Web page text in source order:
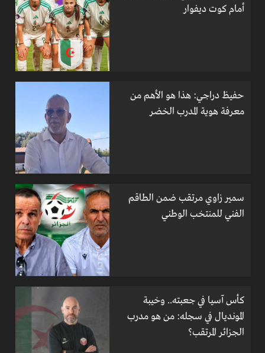
أمام كوت ديفوار
حفيظ دراجي: هذا هو الأهم من
معرفة هوية المدرب الخضر
سمير زاوي مرتقب ضمن الطاقم
الفني للمنتخب الوطني
كأس آسيا في جعبته.. وخيبة
المونديال في سجله: من هو مدرب
الجزائر المرتقب؟